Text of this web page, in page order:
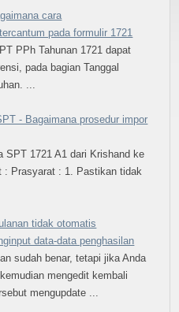
cara
pada formulir 1721
PPh Tahunan 1721 dapat
pada bagian Tanggal
...
- Bagaimana prosedur impor
SPT 1721 A1 dari Krishand ke
: Prasyarat : 1. Pastikan tidak
tidak otomatis
data-data penghasilan
sudah benar, tetapi jika Anda
mengedit kembali
mengupdate ...